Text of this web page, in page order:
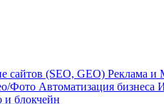
сайтов (SEO, GEO) Реклама и
Фото Автоматизация бизнеса
и блокчейн